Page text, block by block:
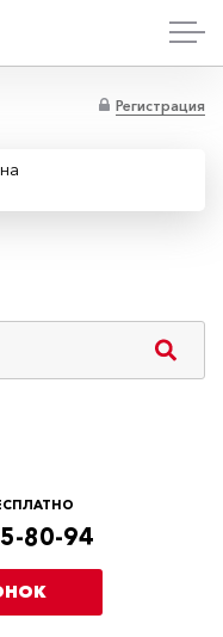
Регистрация
80-94